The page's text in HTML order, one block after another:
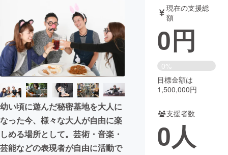
アート・写真 音楽
テクノロジー・ガジェット ゲーム・サ
映像・映画 書籍・雑誌
ビジネス・起業 チャレンジ
まちづくり・地域活性化
CAMPFIRE for Social Good
CAMPFIRE Creation
幼い頃に遊んだ秘密基地を大人に
なった今、様々な大人が自由に楽
しめる場所として。芸術・音楽・
芸能などの表現者が自由に活動で
現在の支援総
額
0円
0%
目標金額は
1,500,000円
支援者数
0人